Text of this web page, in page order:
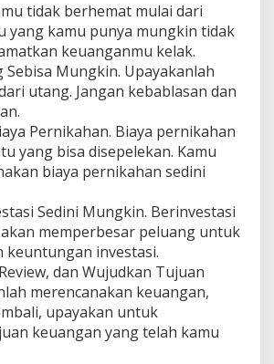
tidak berhemat mulai dari
yang kamu punya mungkin tidak
keuanganmu kelak.
Sebisa Mungkin. Upayakanlah
utang. Jangan kebablasan dan
Pernikahan. Biaya pernikahan
yang bisa disepelekan. Kamu
biaya pernikahan sedini
Sedini Mungkin. Berinvestasi
memperbesar peluang untuk
keuntungan investasi.
dan Wujudkan Tujuan
merencanakan keuangan,
upayakan untuk
keuangan yang telah kamu